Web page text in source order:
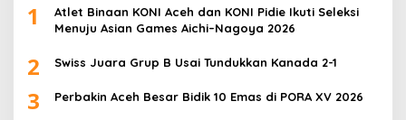
1
Atlet Binaan KONI Aceh dan KONI Pidie Ikuti Seleksi
Menuju Asian Games Aichi–Nagoya 2026
2 Swiss Juara Grup B Usai Tundukkan Kanada 2-1
3 Perbakin Aceh Besar Bidik 10 Emas di PORA XV 2026